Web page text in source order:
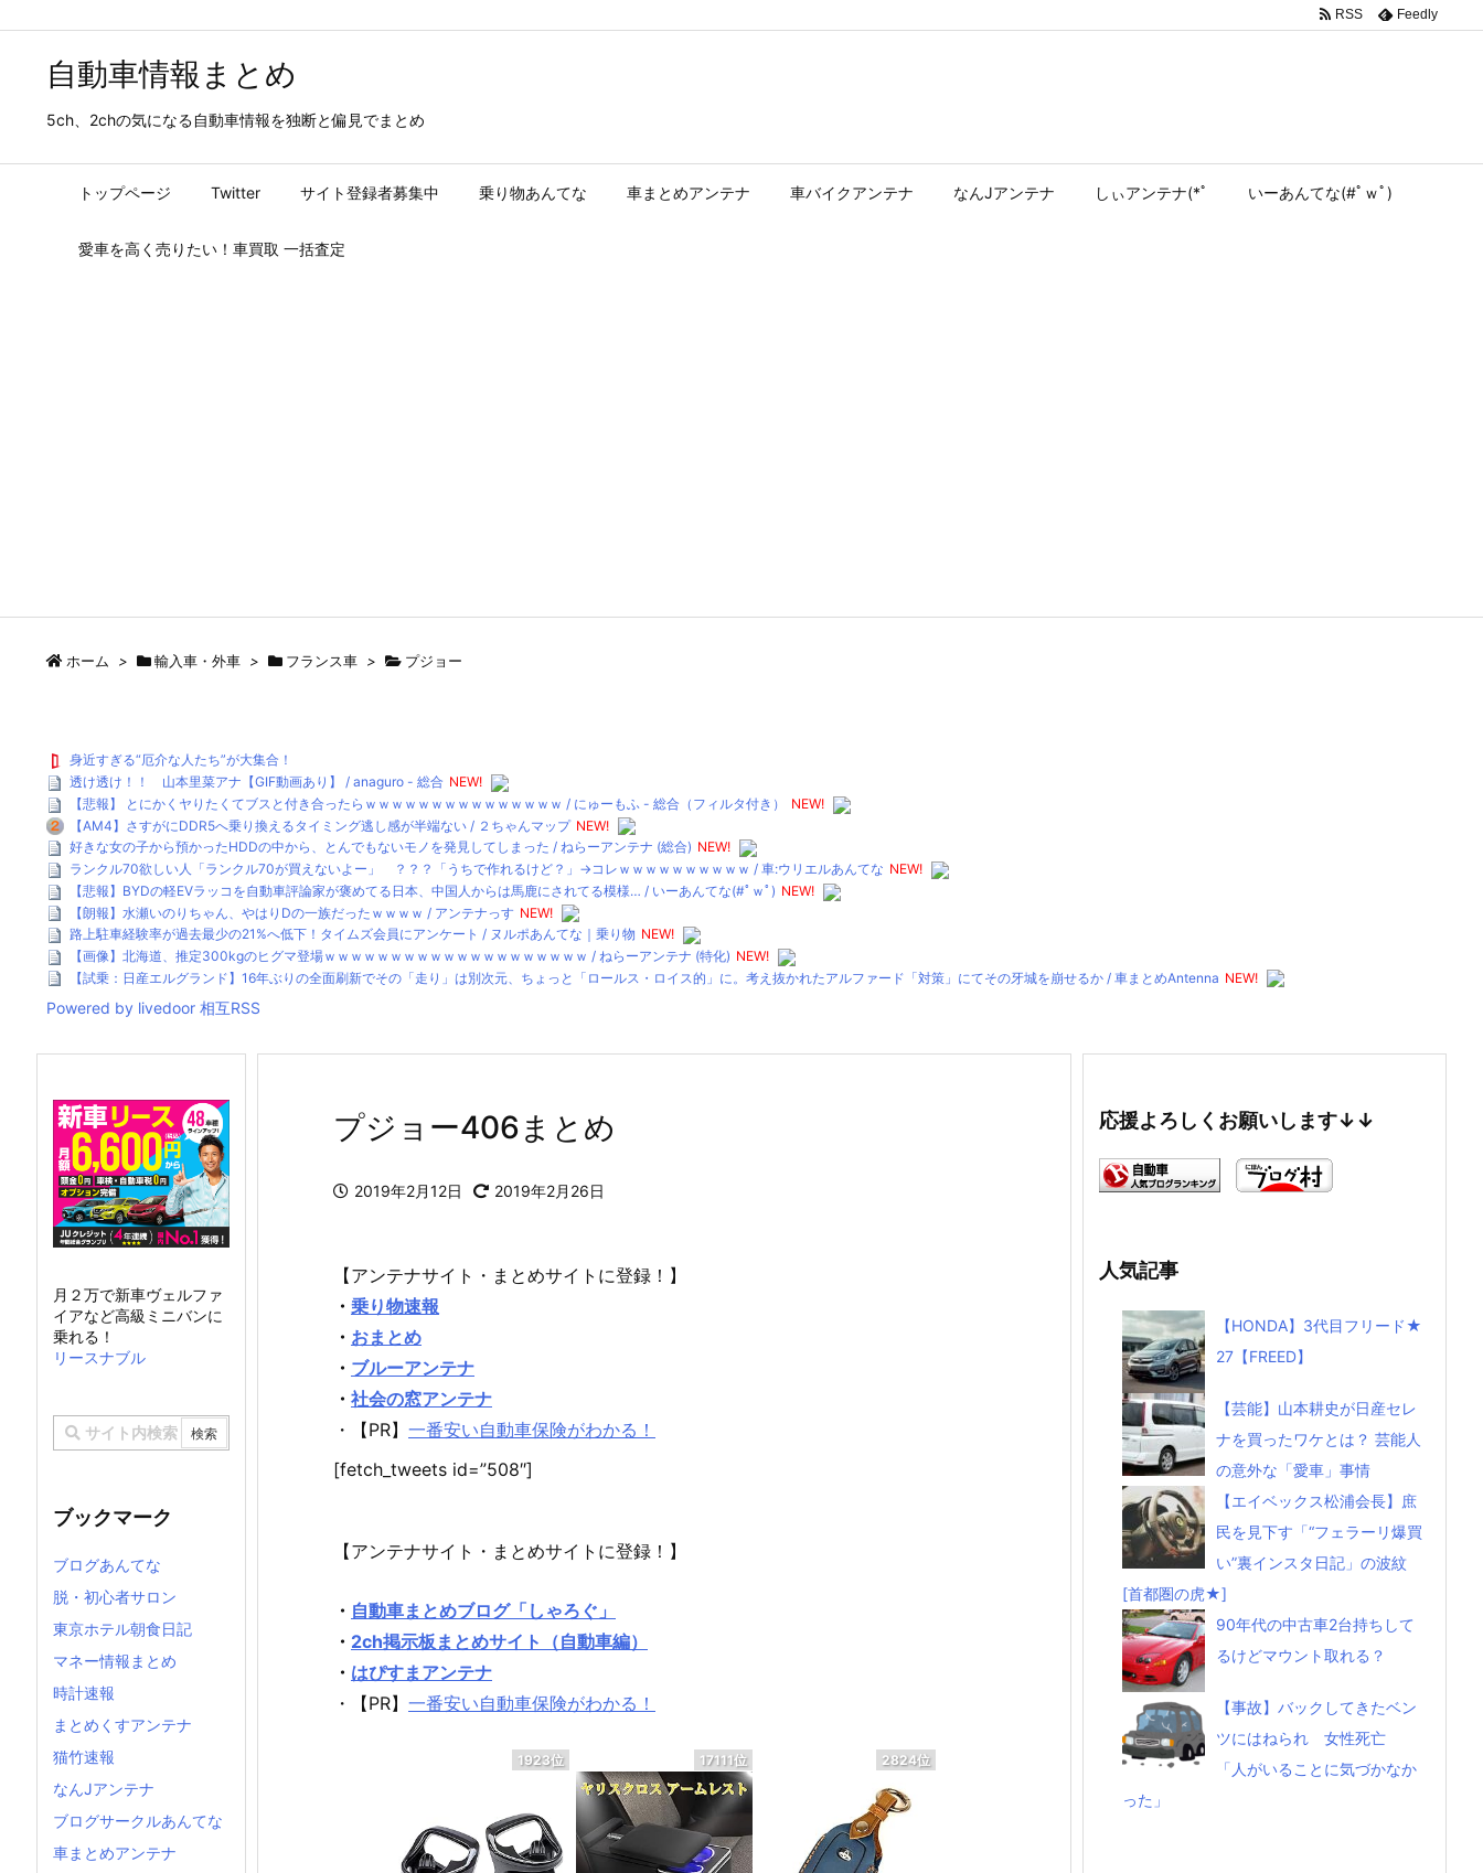
自動車情報まとめ
5ch、2chの気になる自動車情報を独断と偏見でまとめ
トップページ Twitter サイト登録者募集中 乗り物あんてな 車まとめアンテナ 車バイクアンテナ なんJアンテナ しぃアンテナ(*ﾟ いーあんてな(#ﾟｗﾟ)
愛車を高く売りたい！車買取 一括査定
RSS Feedly
ホーム > 輸入車・外車 > フランス車 > プジョー
身近すぎる“厄介な人たち”が大集合！
透け透け！！ 山本里菜アナ【GIF動画あり】 / anaguro - 総合 NEW!
【悲報】 とにかくヤりたくてブスと付き合ったらｗｗｗｗｗｗｗｗｗｗｗｗｗｗｗ / にゅーもふ - 総合（フィルタ付き）
NEW!
【AM4】さすがにDDR5へ乗り換えるタイミング逃し感が半端ない / ２ちゃんマップ NEW!
好きな女の子から預かったHDDの中から、とんでもないモノを発見してしまった / ねらーアンテナ (総合) NEW!
ランクル70欲しい人「ランクル70が買えないよー」 ？？？「うちで作れるけど？」→コレｗｗｗｗｗｗｗｗｗｗ / 車:ウリエルあんてな NEW!
【悲報】BYDの軽EVラッコを自動車評論家が褒めてる日本、中国人からは馬鹿にされてる模様… / いーあんてな(#ﾟｗﾟ) NEW!
【朗報】水瀬いのりちゃん、やはりDの一族だったｗｗｗｗ / アンテナっす NEW!
路上駐車経験率が過去最少の21%へ低下！タイムズ会員にアンケート / ヌルポあんてな｜乗り物 NEW!
【画像】北海道、推定300kgのヒグマ登場ｗｗｗｗｗｗｗｗｗｗｗｗｗｗｗｗｗｗｗｗ / ねらーアンテナ (特化) NEW!
【試乗：日産エルグランド】16年ぶりの全面刷新でその「走り」は別次元、ちょっと「ロールス・ロイス的」に。考え抜かれたアルファード「対策」にてその牙城を崩せるか / 車まとめAntenna NEW!
Powered by livedoor 相互RSS
プジョー406まとめ
2019年2月12日 2019年2月26日
【アンテナサイト・まとめサイトに登録！】
・ 乗り物速報
・ おまとめ
・ ブルーアンテナ
・ 社会の窓アンテナ
・【PR】 一番安い自動車保険がわかる！
[fetch_tweets id=”508″]
【アンテナサイト・まとめサイトに登録！】
・ 自動車まとめブログ「しゃろぐ」
・ 2ch掲示板まとめサイト（自動車編）
・ はぴすまアンテナ
・【PR】 一番安い自動車保険がわかる！
1923位 17111位 2824位
月２万で新車ヴェルファ
イアなど高級ミニバンに
乗れる！
リースナブル
ブックマーク
ブログあんてな
脱・初心者サロン
東京ホテル朝食日記
マネー情報まとめ
時計速報
まとめくすアンテナ
猫竹速報
なんJアンテナ
ブログサークルあんてな
車まとめアンテナ
応援よろしくお願いします↓↓
人気記事
【HONDA】3代目フリード★
27【FREED】
【芸能】山本耕史が日産セレ
ナを買ったワケとは？ 芸能人
の意外な「愛車」事情
【エイベックス松浦会長】庶
民を見下す「“フェラーリ爆買
い”裏インスタ日記」の波紋
[首都圏の虎★]
90年代の中古車2台持ちして
るけどマウント取れる？
【事故】バックしてきたベン
ツにはねられ 女性死亡
「人がいることに気づかなか
った」